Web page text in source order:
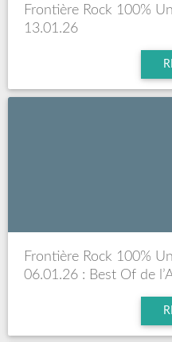
Frontière Rock 100%
13.01.26
Frontière Rock 100%
06.01.26 : Best Of de